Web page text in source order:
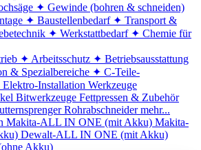
✦ Gewinde (bohren & schneiden)
✦ Baustellenbedarf ✦ Transport &
✦ Werkstattbedarf ✦ Chemie für
✦ Arbeitsschutz ✦ Betriebsausstattung
& Spezialbereiche ✦ C-Teile-
Installation Werkzeuge
Bitwerkzeuge Fettpressen & Zubehör
Rohrabschneider mehr...
Makita-ALL IN ONE (mit Akku) Makita-
Dewalt-ALL IN ONE (mit Akku)
Akku)